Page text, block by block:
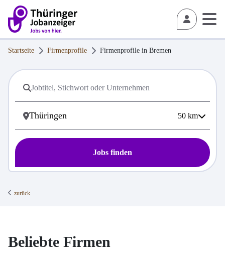
Startseite Firmenprofile Firmenprofile in Bremen
50 km
Jobs finden
zurück
Beliebte Firmen